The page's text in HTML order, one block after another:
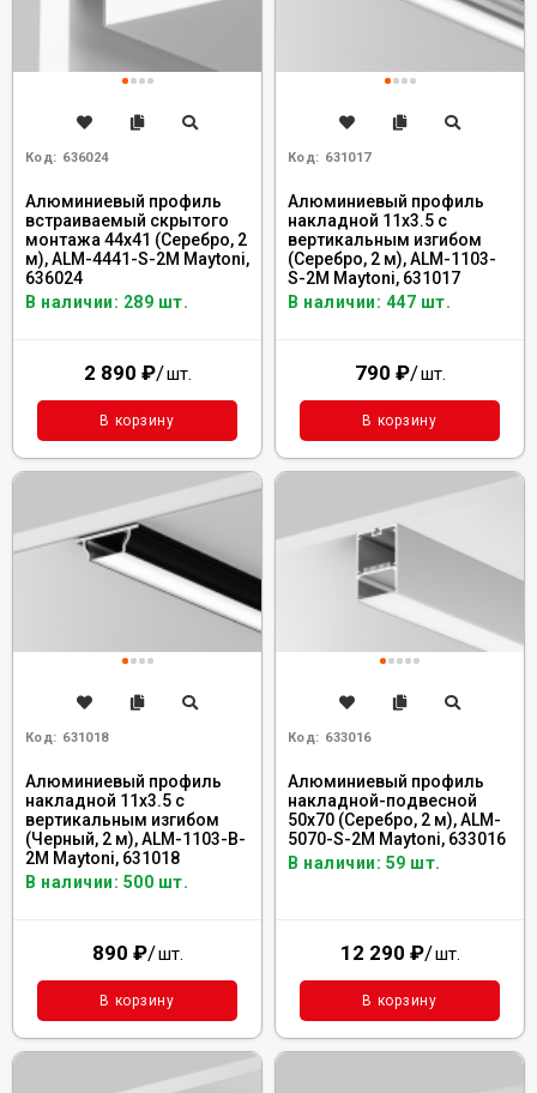
Код: 636024
Алюминиевый профиль
встраиваемый скрытого
монтажа 44x41 (Серебро, 2
м), ALM-4441-S-2M Maytoni,
636024
В наличии: 289 шт.
2 890 ₽/шт.
В корзину
Код: 631017
Алюминиевый профиль
накладной 11x3.5 с
вертикальным изгибом
(Серебро, 2 м), ALM-1103-
S-2M Maytoni, 631017
В наличии: 447 шт.
790 ₽/шт.
В корзину
Код: 631018
Алюминиевый профиль
накладной 11x3.5 с
вертикальным изгибом
(Черный, 2 м), ALM-1103-B-
2M Maytoni, 631018
В наличии: 500 шт.
890 ₽/шт.
В корзину
Код: 633016
Алюминиевый профиль
накладной-подвесной
50х70 (Серебро, 2 м), ALM-
5070-S-2M Maytoni, 633016
В наличии: 59 шт.
12 290 ₽/шт.
В корзину